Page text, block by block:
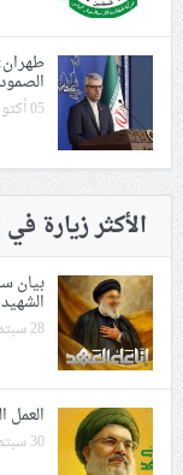
05 أكتوبر 2025
الأكثر زيارة
بيان
28 سبتمبر 2025
العمل
30 سبتمبر 2025